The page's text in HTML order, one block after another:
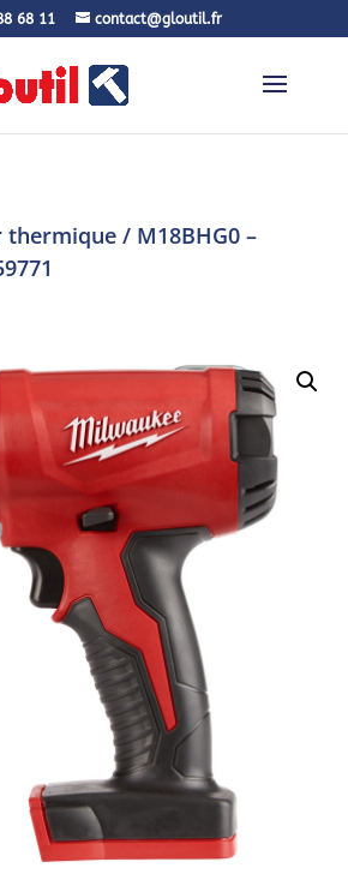
68 11 contact@gloutil.fr
thermique / M18BHG0 –